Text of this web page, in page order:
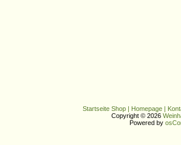
Startseite Shop| Homepage|
Copyright © 2026
Powered by